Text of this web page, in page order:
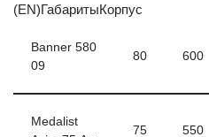
(EN)ГабаритыКорпус
Banner 580
09
80 600
Medalist
75 550